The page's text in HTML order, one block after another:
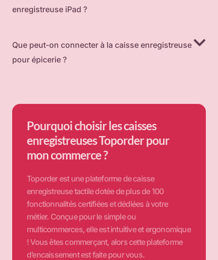
enregistreuse iPad ?
Que peut-on connecter à la caisse enregistreuse
pour épicerie ?
Pourquoi choisir les caisses
enregistreuses Toporder pour
mon commerce ?
Toporder est une plateforme de caisse
enregistreuse tactile dotée de plus de 100
fonctionnalités certifiées et dédiées à votre
métier. Conçue pour le simple ou
multicommerces, elle est intuitive et ergonomique
! Vous êtes commerçant, alors cette plateforme
d’encaissement est faite pour vous.